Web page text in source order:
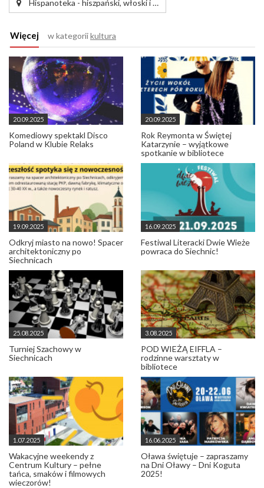
Hispanoteka - hiszpański, włoski i …
Więcej w kategoriikultura
20.09.2025
Komediowy spektakl Disco
Poland w Klubie Relaks
20.09.2025
Rok Reymonta w Świętej
Katarzynie – wyjątkowe
spotkanie w bibliotece
19.09.2025
Odkryj miasto na nowo! Spacer
architektoniczny po
Siechnicach
16.09.2025
Festiwal Literacki Dwie Wieże
powraca do Siechnic!
25.08.2025
Turniej Szachowy w
Siechnicach
3.08.2025
POD WIEŻĄ EIFFLA –
rodzinne warsztaty w
bibliotece
1.07.2025
Wakacyjne weekendy z
Centrum Kultury – pełne
tańca, smaków i filmowych
wieczorów!
16.06.2025
Oława świętuje – zapraszamy
na Dni Oławy – Dni Koguta
2025!